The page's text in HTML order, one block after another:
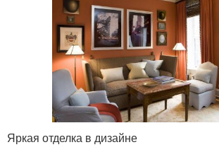
Яркая отделка в дизайне